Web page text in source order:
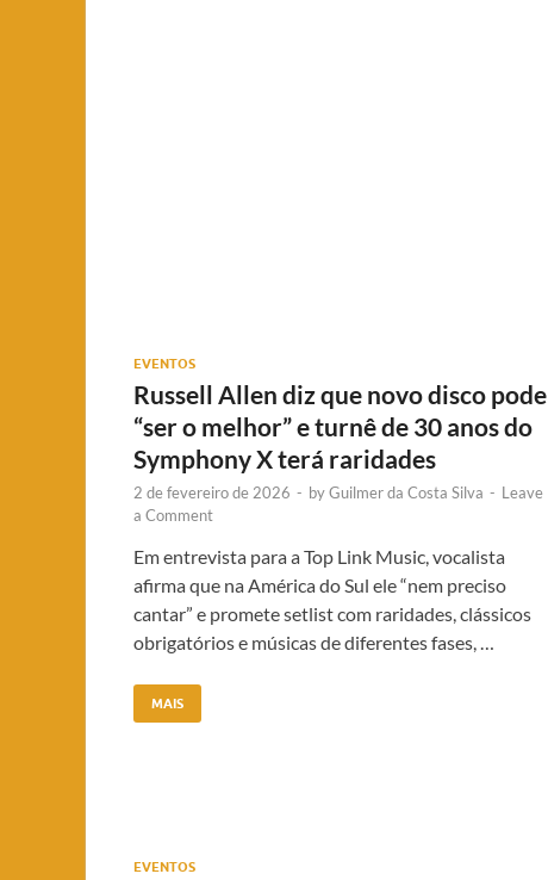
EVENTOS
Russell Allen diz que novo disco pode
“ser o melhor” e turnê de 30 anos do
Symphony X terá raridades
2 de fevereiro de 2026 - byGuilmer da Costa Silva - Leave
a Comment
Em entrevista para a Top Link Music, vocalista
afirma que na América do Sul ele “nem preciso
cantar” e promete setlist com raridades, clássicos
obrigatórios e músicas de diferentes fases, …
MAIS
EVENTOS